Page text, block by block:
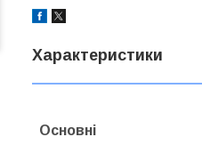
Характеристики
Основні